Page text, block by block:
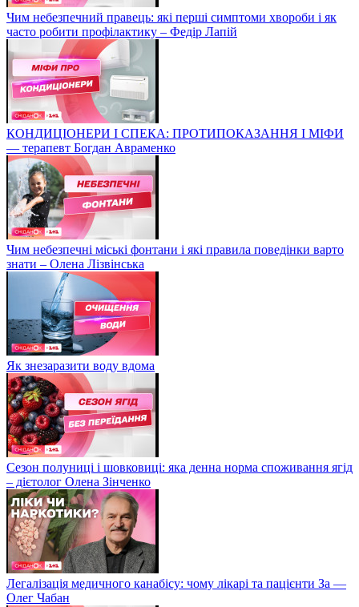
Чим небезпечний правець: які перші симптоми хвороби і як
часто робити профілактику – Федір Лапій
КОНДИЦІОНЕРИ І СПЕКА: ПРОТИПОКАЗАННЯ І МІФИ
— терапевт Богдан Авраменко
Чим небезпечні міські фонтани і які правила поведінки варто
знати – Олена Лізвінська
Як знезаразити воду вдома
Сезон полуниці і шовковиці: яка денна норма споживання ягід
– дієтолог Олена Зінченко
Легалізація медичного канабісу: чому лікарі та пацієнти За —
Олег Чабан